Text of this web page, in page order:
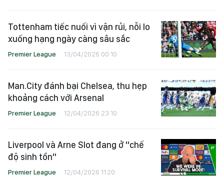
Tottenham tiếc nuối vì vận rủi, nỗi lo
xuống hạng ngày càng sâu sắc
Premier League 13/04/2026 00:10
Man.City đánh bại Chelsea, thu hẹp
khoảng cách với Arsenal
Premier League 12/04/2026 23:10
Liverpool và Arne Slot đang ở "chế
độ sinh tồn"
Premier League 12/04/2026 11:20